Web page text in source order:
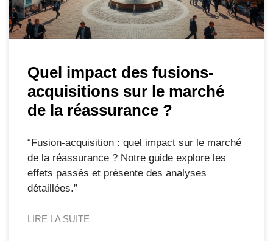
Quel impact des fusions-
acquisitions sur le marché
de la réassurance ?
“Fusion-acquisition : quel impact sur le marché
de la réassurance ? Notre guide explore les
effets passés et présente des analyses
détaillées.”
LIRE LA SUITE